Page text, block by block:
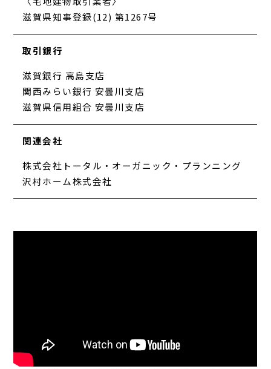
滋賀県知事登録(12) 第1267号
取引銀行
滋賀銀行 高島支店
関西みらい銀行 安曇川支店
滋賀県信用組合 安曇川支店
関連会社
株式会社トータル・オーガニック・プランニング
沢村ホーム株式会社